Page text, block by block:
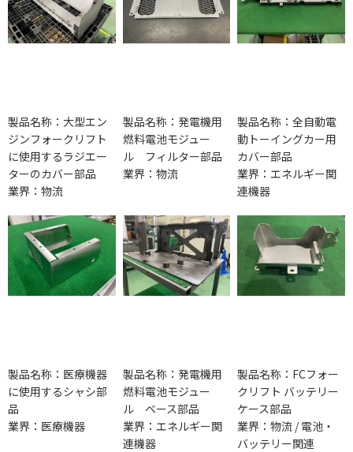
製品名称：大型エン
ジンフォークリフト
に使用するラジエー
ターのカバー部品
業界：物流
製品名称：発電機用
燃料電池モジュー
ル フィルター部品
業界：物流
製品名称：全自動電
動トーイングカー用
カバー部品
業界：エネルギー関
連機器
製品名称：医療機器
に使用するシャシ部
品
業界：医療機器
製品名称：発電機用
燃料電池モジュー
ル ベース部品
業界：エネルギー関
連機器
製品名称：FCフォー
クリフト バッテリー
ケース部品
業界：物流 / 電池・
バッテリー関連